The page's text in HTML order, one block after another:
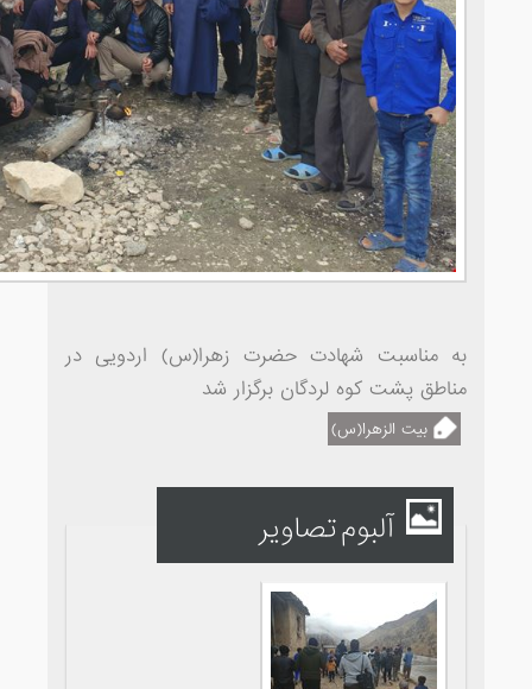
به مناسبت شهادت حضرت زهرا(س) اردویی در
مناطق پشت کوه لردگان برگزار شد
بیت الزهرا(س)
آلبوم تصاویر